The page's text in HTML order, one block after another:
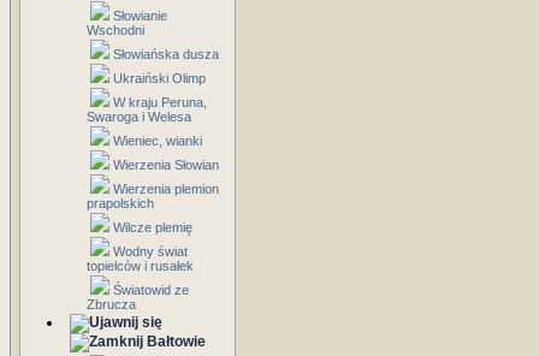
Słowianie
Wschodni
Słowiańska dusza
Ukraiński Olimp
W kraju Peruna,
Swaroga i Welesa
Wieniec, wianki
Wierzenia Słowian
Wierzenia plemion
prapolskich
Wilcze plemię
Wodny świat
topielców i rusałek
Światowid ze
Zbrucza
Bałtowie